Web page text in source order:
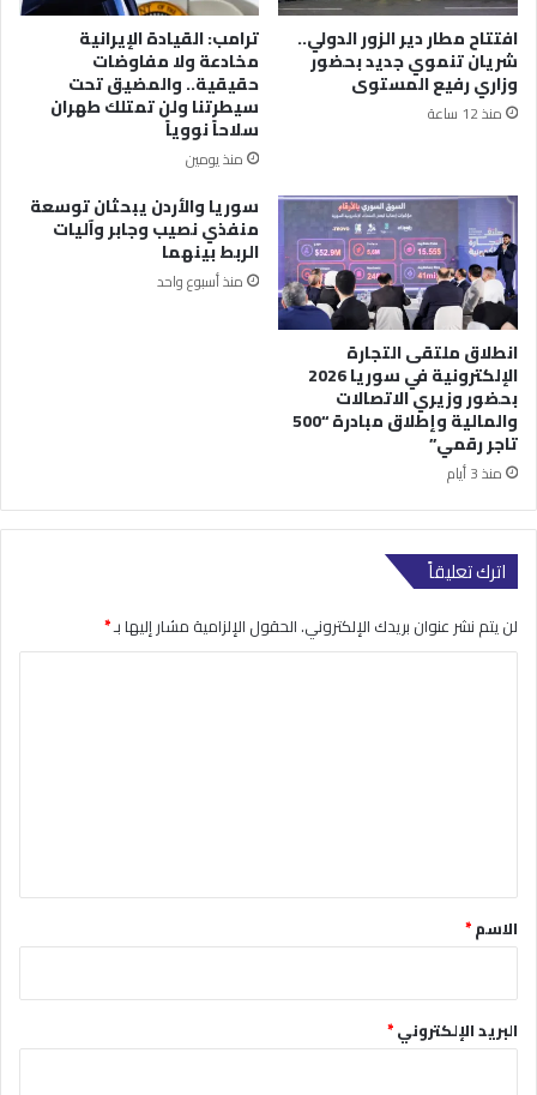
افتتاح مطار دير الزور الدولي..
شريان تنموي جديد بحضور
وزاري رفيع المستوى
منذ 12 ساعة
ترامب: القيادة الإيرانية
مخادعة ولا مفاوضات
حقيقية.. والمضيق تحت
سيطرتنا ولن تمتلك طهران
سلاحاً نووياً
منذ يومين
انطلاق ملتقى التجارة
الإلكترونية في سوريا 2026
بحضور وزيري الاتصالات
والمالية وإطلاق مبادرة “500
تاجر رقمي”
منذ 3 أيام
سوريا والأردن يبحثان توسعة
منفذي نصيب وجابر وآليات
الربط بينهما
منذ أسبوع واحد
اترك تعليقاً
لن يتم نشر عنوان بريدك الإلكتروني.الحقول الإلزامية مشار إليها بـ*
*الاسم*
البريد الإلكتروني*